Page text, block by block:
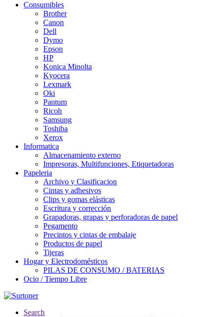
Consumibles
Brother
Canon
Dell
Dymo
Epson
HP
Konica Minolta
Kyocera
Lexmark
Oki
Pantum
Ricoh
Samsung
Toshiba
Xerox
Informatica
Almacenamiento externo
Impresoras, Multifunciones, Etiquetadoras
Papeleria
Archivo y Clasificacion
Cintas y adhesivos
Clips y gomas elásticas
Escritura y corrección
Grapadoras, grapas y perforadoras de papel
Pegamento
Precintos y cintas de embalaje
Productos de papel
Tijeras
Hogar y Electrodomésticos
PILAS DE CONSUMO / BATERIAS
Ocio / Tiempo Libre
Search